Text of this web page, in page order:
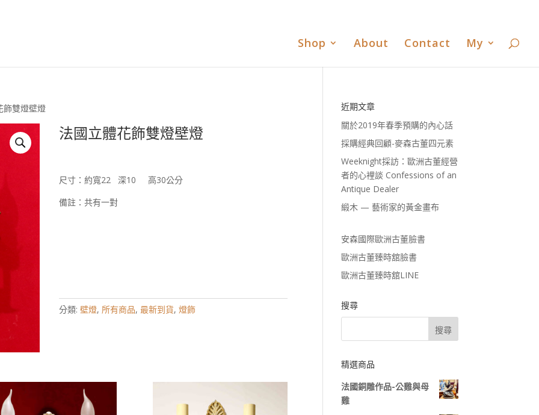
Shop About Contact My
雙燈壁燈
法國立體花飾雙燈壁燈
尺寸：約寬22 深10 高30公分
備註：共有一對
分類:壁燈, 所有商品,最新到貨,燈飾
近期文章
關於2019年春季預購的內心話
採購經典回顧-麥森古董四元素
Weeknight採訪：歐洲古董經營
者的心裡談 Confessions of an
Antique Dealer
緞木 — 藝術家的黃金畫布
安森國際歐洲古董臉書
歐洲古董臻時舘臉書
歐洲古董臻時舘LINE
搜尋
精選商品
法國銅雕作品-公雞與母
雞